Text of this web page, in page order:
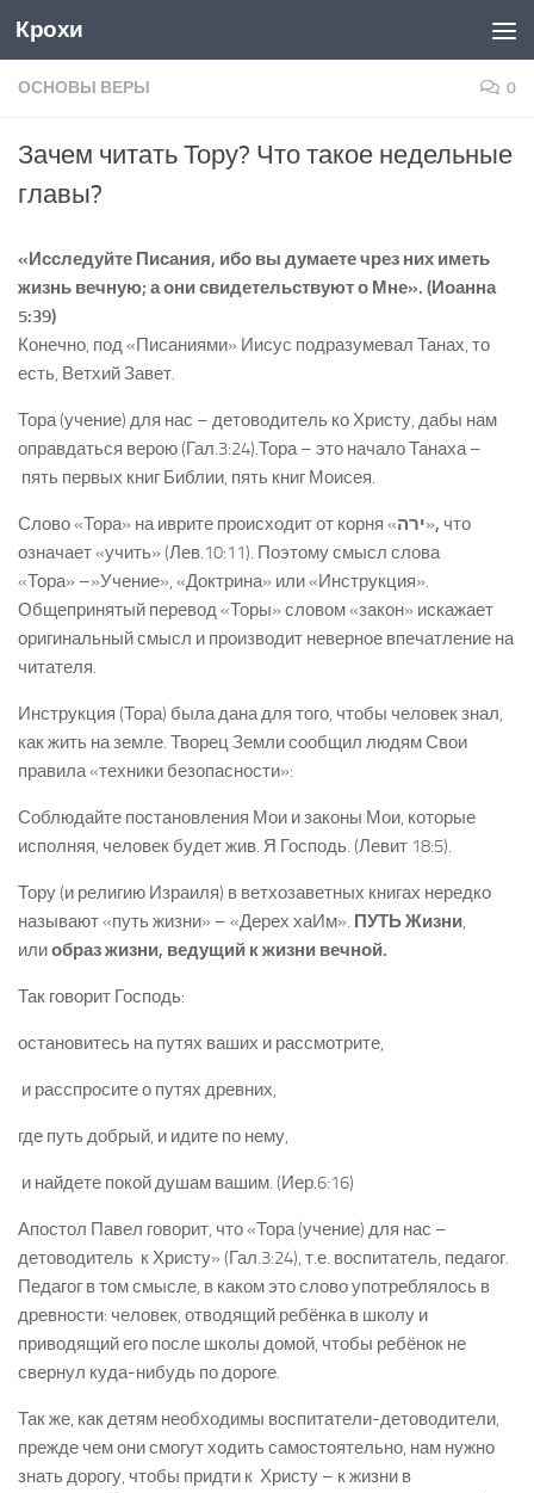
Skip to content
Крохи
ОСНОВЫ ВЕРЫ 0
Зачем читать Тору? Что такое недельные
главы?
«Исследуйте Писания, ибо вы думаете чрез них иметь
жизнь вечную; а они свидетельствуют о Мне». (Иоанна
5:39)
Конечно, под «Писаниями» Иисус подразумевал Танах, то
есть, Ветхий Завет.
Тора (учение) для нас – детоводитель ко Христу, дабы нам
оправдаться верою (Гал.3:24).Тора – это начало Танаха –
пять первых книг Библии, пять книг Моисея.
Слово «Тора» на иврите происходит от корня «ירה», что
означает «учить» (Лев.10:11). Поэтому смысл слова
«Тора» –»Учение», «Доктрина» или «Инструкция».
Общепринятый перевод «Торы» словом «закон» искажает
оригинальный смысл и производит неверное впечатление на
читателя.
Инструкция (Тора) была дана для того, чтобы человек знал,
как жить на земле. Творец Земли сообщил людям Свои
правила «техники безопасности»:
Соблюдайте постановления Мои и законы Мои, которые
исполняя, человек будет жив. Я Господь. (Левит 18:5).
Тору (и религию Израиля) в ветхозаветных книгах нередко
называют «путь жизни» – «Дерех хаИм». ПУТЬ Жизни,
илиобраз жизни, ведущий к жизни вечной.
Так говорит Господь:
остановитесь на путях ваших и рассмотрите,
и расспросите о путях древних,
где путь добрый, и идите по нему,
и найдете покой душам вашим. (Иер.6:16)
Апостол Павел говорит, что «Тора (учение) для нас –
детоводитель к Христу» (Гал.3:24), т.е. воспитатель, педагог.
Педагог в том смысле, в каком это слово употреблялось в
древности: человек, отводящий ребёнка в школу и
приводящий его после школы домой, чтобы ребёнок не
свернул куда-нибудь по дороге.
Так же, как детям необходимы воспитатели-детоводители,
прежде чем они смогут ходить самостоятельно, нам нужно
знать дорогу, чтобы придти к Христу – к жизни в